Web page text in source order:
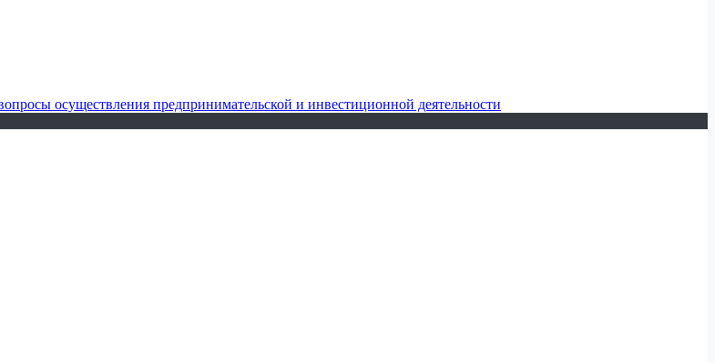
осуществления предпринимательской и инвестиционной деятельности